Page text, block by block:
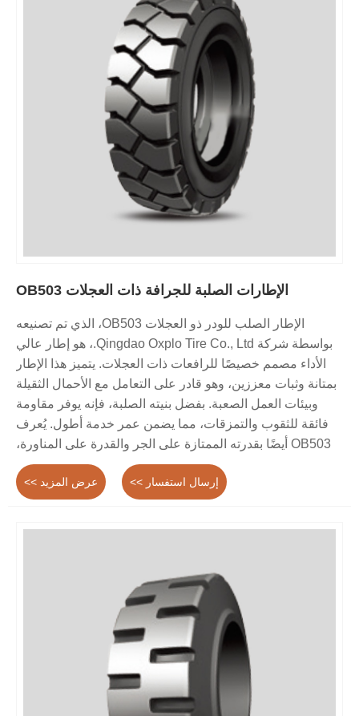
الإطارات الصلبة للجرافة ذات العجلات OB503
الإطار الصلب للودر ذو العجلات OB503، الذي تم تصنيعه
بواسطة شركة Qingdao Oxplo Tire Co., Ltd.، هو إطار عالي
الأداء مصمم خصيصًا للرافعات ذات العجلات. يتميز هذا الإطار
بمتانة وثبات معززين، وهو قادر على التعامل مع الأحمال الثقيلة
وبيئات العمل الصعبة. بفضل بنيته الصلبة، فإنه يوفر مقاومة
فائقة للثقوب والتمزقات، مما يضمن عمر خدمة أطول. يُعرف
OB503 أيضًا بقدرته الممتازة على الجر والقدرة على المناورة،
مما يجعله الخيار المفضل لمشغلي اللوادر ذات العجلات.
عرض المزيد >> إرسال استفسار >>